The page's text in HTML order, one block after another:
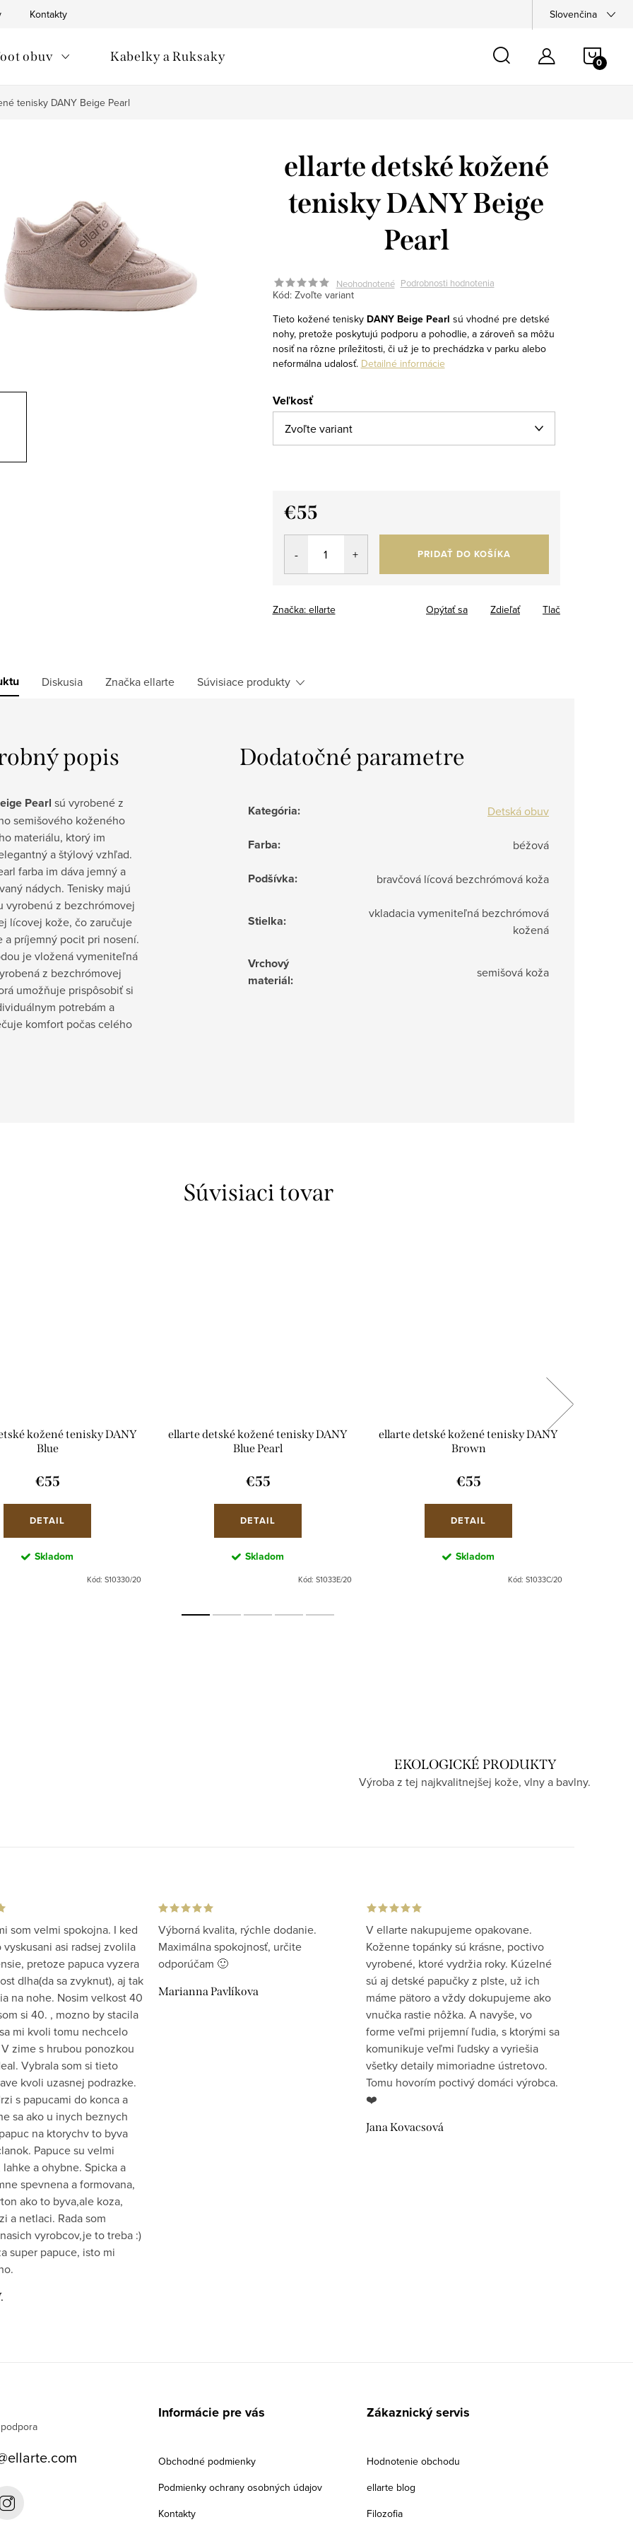
Kontakty Slovenčina
obuv Kabelky a Ruksaky
tenisky DANY Beige Pearl
ellarte detské kožené
tenisky DANY Beige
Pearl
Neohodnotené Podrobnosti hodnotenia
Kód: Zvoľte variant
Tieto kožené tenisky DANY Beige Pearl sú vhodné pre detské
nohy, pretože poskytujú podporu a pohodlie, a zároveň sa môžu
nosiť na rôzne príležitosti, či už je to prechádzka v parku alebo
neformálna udalosť. Detailné informácie
Veľkosť
€55
Jednotková
PRIDAŤ DO KOŠÍKA
Značka: ellarte Tlač
Opýtať sa Zdieľať
Diskusia Značkaellarte Súvisiace produkty
popis
Pearl sú vyrobené z
semišového koženého
materiálu, ktorý im
a štýlový vzhľad.
farba im dáva jemný a
nádych. Tenisky majú
vyrobenú z bezchrómovej
lícovej kože, čo zaručuje
a príjemný pocit pri nosení.
je vložená vymeniteľná
z bezchrómovej
umožňuje prispôsobiť si
potrebám a
komfort počas celého
Dodatočné parametre
Kategória: Detská obuv
Farba: béžová
Podšívka: bravčová lícová bezchrómová koža
Stielka:
vkladacia vymeniteľná bezchrómová
kožená
Vrchový
materiál: semišová koža
Súvisiaci tovar
kožené tenisky DANY
Blue
€55
DETAIL
Skladom
Kód: S10330/20
ellarte detské kožené tenisky DANY
Blue Pearl
€55
DETAIL
Skladom
Kód: S1033E/20
ellarte detské kožené tenisky DANY
Brown
€55
DETAIL
Skladom
Kód: S1033C/20
EKOLOGICKÉ PRODUKTY
Výroba z tej najkvalitnejšej kože, vlny a bavlny.
som velmi spokojna. I ked
vyskusani asi radsej zvolila
pretoze papuca vyzera
dlha(da sa zvyknut), aj tak
na nohe. Nosim velkost 40
si 40. , mozno by stacila
mi kvoli tomu nechcelo
zime s hrubou ponozkou
Vybrala som si tieto
kvoli uzasnej podrazke.
s papucami do konca a
sa ako u inych beznych
na ktorychv to byva
Papuce su velmi
a ohybne. Spicka a
spevnena a formovana,
ako to byva,ale koza,
a netlaci. Rada som
vyrobcov,je to treba :)
super papuce, isto mi
Výborná kvalita, rýchle dodanie.
Maximálna spokojnosť, určite
odporúčam 🙂
Marianna Pavlíkova
V ellarte nakupujeme opakovane.
Koženne topánky sú krásne, poctivo
vyrobené, ktoré vydržia roky. Kúzelné
sú aj detské papučky z plste, už ich
máme pätoro a vždy dokupujeme ako
vnučka rastie nôžka. A navyše, vo
forme veľmi prijemní ľudia, s ktorými sa
komunikuje veľmi ľudsky a vyriešia
všetky detaily mimoriadne ústretovo.
Tomu hovorím poctivý domáci výrobca.
❤️
Jana Kovacsová
ellarte.com
Informácie pre vás
Obchodné podmienky
Podmienky ochrany osobných údajov
Kontakty
Zákaznický servis
Hodnotenie obchodu
ellarte blog
Filozofia